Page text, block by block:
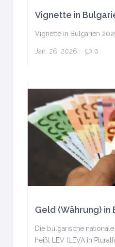
Vignette in
Vignette in Bulgarien
Jan. 26, 2026 , 0
Geld (Währung) in
Die bulgarische
heißt LEV (LEVA in